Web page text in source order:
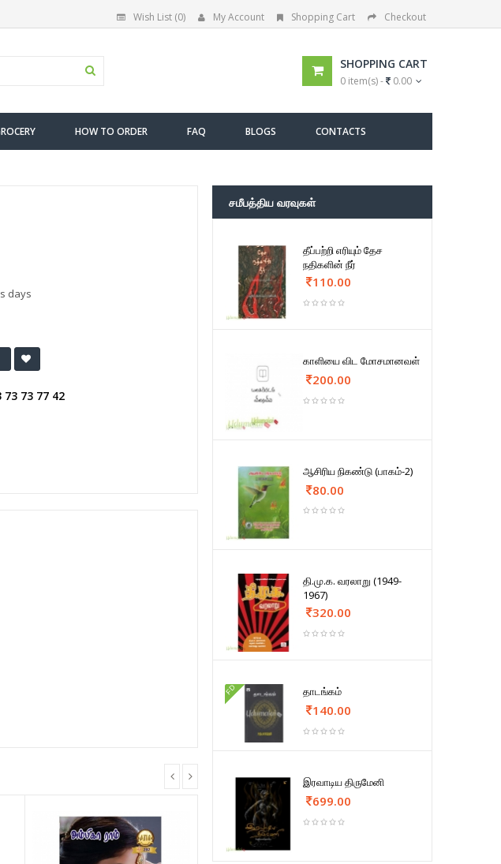
Wish List (0) My Account Shopping Cart Checkout
SHOPPING CART
0 item(s) - 0.00
HOW TO ORDER FAQ BLOGS CONTACTS
days
73 73 77 42
சமீபத்திய வரவுகள்
தீப்பற்றி எரியும் தேச
நதிகளின் நீர்
110.00
காளியை விட மோசமானவள்
200.00
ஆசிரிய நிகண்டு (பாகம்-2)
80.00
தி.மு.க. வரலாறு (1949-
1967)
320.00
FD தாடங்கம்
140.00
இரவாடிய திருமேனி
699.00